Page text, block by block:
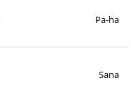
Pa-ha
Sana